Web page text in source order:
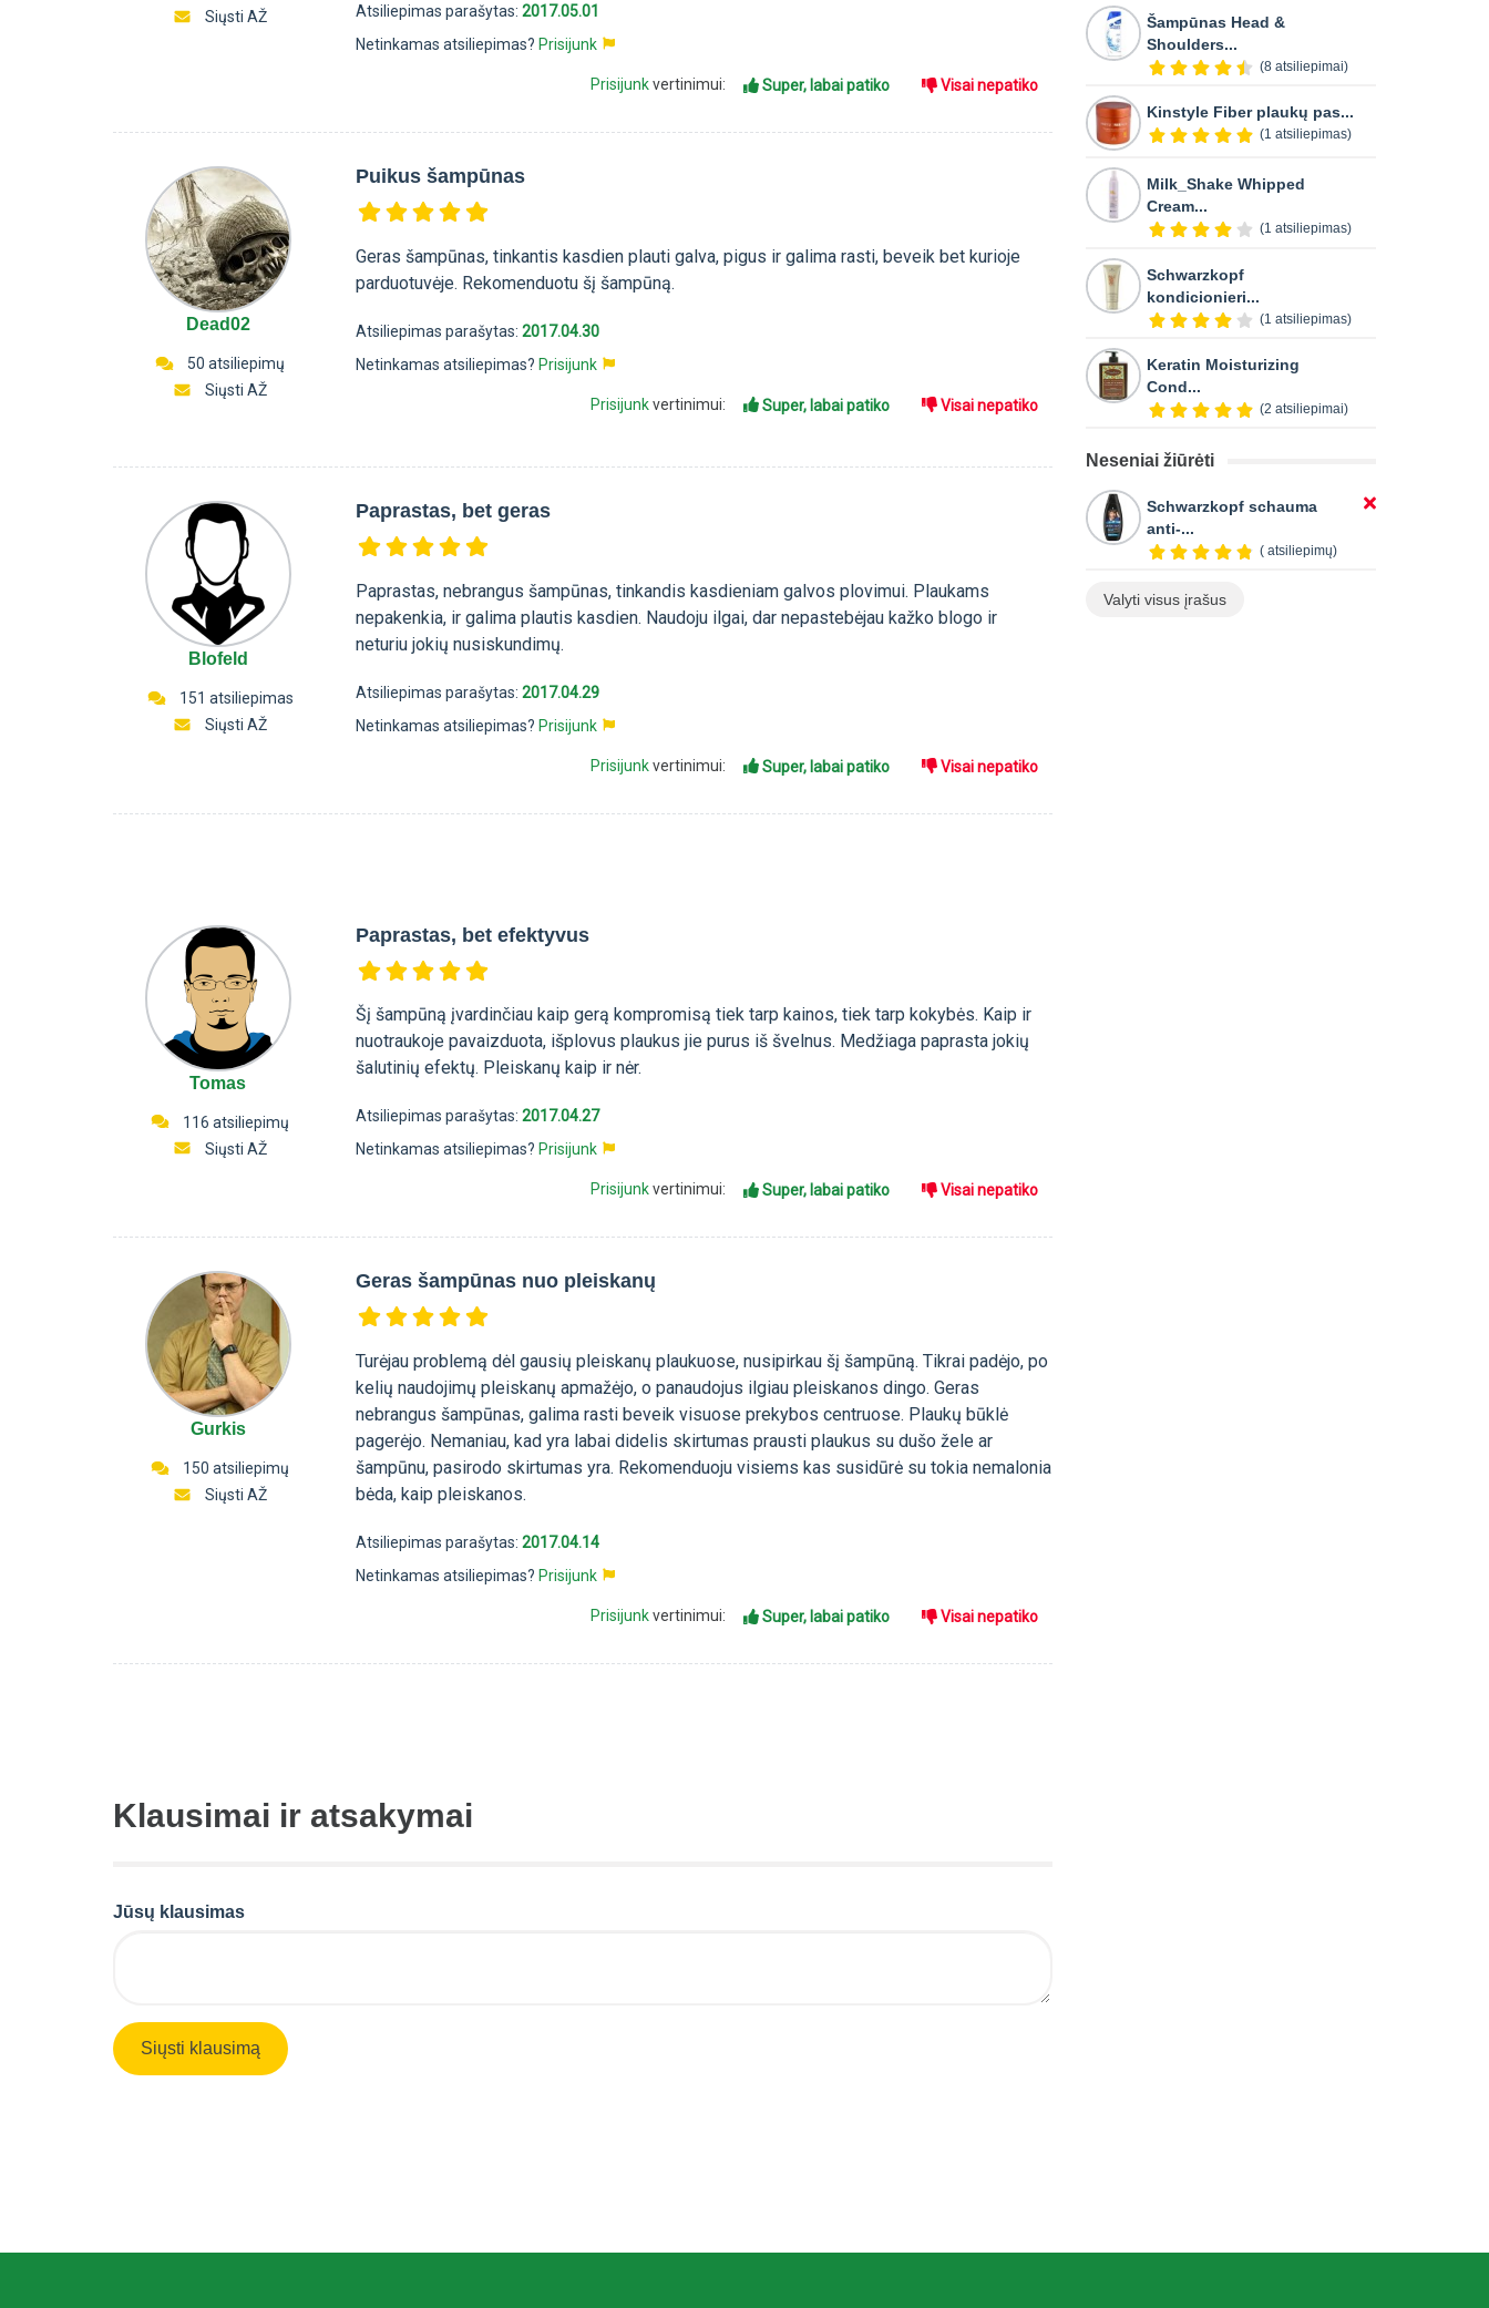
Siųsti AŽ
Atsiliepimas parašytas:2017.05.01
Netinkamas atsiliepimas? Prisijunk
Prisijunkvertinimui: Super, labai patiko Visai nepatiko
Dead02
50 atsiliepimų
Siųsti AŽ
Puikus šampūnas
Geras šampūnas, tinkantis kasdien plauti galva, pigus ir galima rasti, beveik bet kurioje
parduotuvėje. Rekomenduotu šį šampūną.
Atsiliepimas parašytas:2017.04.30
Netinkamas atsiliepimas?Prisijunk
Prisijunkvertinimui: Super, labai patiko Visai nepatiko
Blofeld
151 atsiliepimas
Siųsti AŽ
Paprastas, bet geras
Paprastas, nebrangus šampūnas, tinkandis kasdieniam galvos plovimui. Plaukams
nepakenkia, ir galima plautis kasdien. Naudoju ilgai, dar nepastebėjau kažko blogo ir
neturiu jokių nusiskundimų.
Atsiliepimas parašytas:2017.04.29
Netinkamas atsiliepimas?Prisijunk
Prisijunkvertinimui: Super, labai patiko Visai nepatiko
Tomas
116 atsiliepimų
Siųsti AŽ
Paprastas, bet efektyvus
Šį šampūną įvardinčiau kaip gerą kompromisą tiek tarp kainos, tiek tarp kokybės. Kaip ir
nuotraukoje pavaizduota, išplovus plaukus jie purus iš švelnus. Medžiaga paprasta jokių
šalutinių efektų. Pleiskanų kaip ir nėr.
Atsiliepimas parašytas:2017.04.27
Netinkamas atsiliepimas? Prisijunk
Prisijunkvertinimui: Super, labai patiko Visai nepatiko
Gurkis
150 atsiliepimų
Siųsti AŽ
Geras šampūnas nuo pleiskanų
Turėjau problemą dėl gausių pleiskanų plaukuose, nusipirkau šį šampūną. Tikrai padėjo, po
kelių naudojimų pleiskanų apmažėjo, o panaudojus ilgiau pleiskanos dingo. Geras
nebrangus šampūnas, galima rasti beveik visuose prekybos centruose. Plaukų būklė
pagerėjo. Nemaniau, kad yra labai didelis skirtumas prausti plaukus su dušo žele ar
šampūnu, pasirodo skirtumas yra. Rekomenduoju visiems kas susidūrė su tokia nemalonia
bėda, kaip pleiskanos.
Atsiliepimas parašytas:2017.04.14
Netinkamas atsiliepimas? Prisijunk
Prisijunkvertinimui: Super, labai patiko Visai nepatiko
Klausimai ir atsakymai
Jūsų klausimas
Šampūnas Head &
Shoulders...
(8 atsiliepimai)
Kinstyle Fiber plaukų pas...
(1 atsiliepimas)
Milk_Shake Whipped
Cream...
(1 atsiliepimas)
Schwarzkopf
kondicionieri...
(1 atsiliepimas)
Keratin Moisturizing
Cond...
(2 atsiliepimai)
Neseniai žiūrėti
Schwarzkopf schauma
anti-...
( atsiliepimų)
Valyti visus įrašus